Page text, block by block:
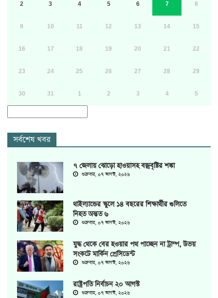
2 3 4 5 6 7 8
9 10 11 12 13 14 15
16 17 18 19 20 21 22
23 24 25 26 27 28 29
30 31 1 2 3 4 5
সর্বশেষ খবর
৭ জেলায় ঝোড়ো হাওয়াসহ বজ্রবৃষ্টির শঙ্কা
শুক্রবার, ০৭ আগস্ট, ২০২৬
থাইল্যান্ডের স্কুলে ১৪ বছরের শিক্ষার্থীর গুলিতে
নিহত অন্তত ৬
শুক্রবার, ০৭ আগস্ট, ২০২৬
যুদ্ধ থেকে বের হওয়ার পথ পাচ্ছেন না ট্রাম্প, উভয়
সংকটে মার্কিন প্রেসিডেন্ট
শুক্রবার, ০৭ আগস্ট, ২০২৬
রাষ্ট্রপতি নির্বাচন ২০ আগস্ট
শুক্রবার, ০৭ আগস্ট, ২০২৬